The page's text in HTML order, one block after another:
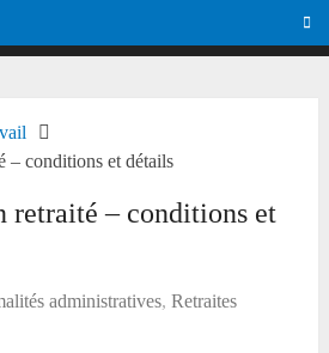
– conditions et détails
retraité – conditions et
administratives,Retraites